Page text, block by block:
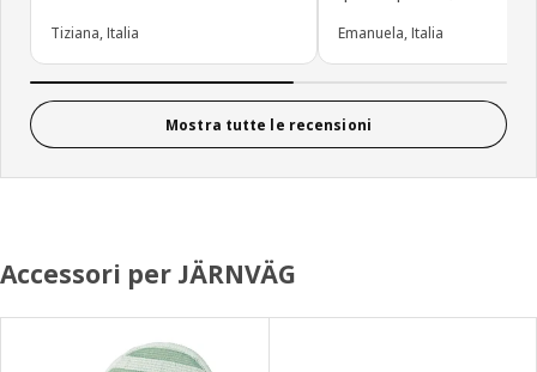
Tiziana, Italia Emanuela, Italia
Mostra tutte le recensioni
Accessori per JÄRNVÄG